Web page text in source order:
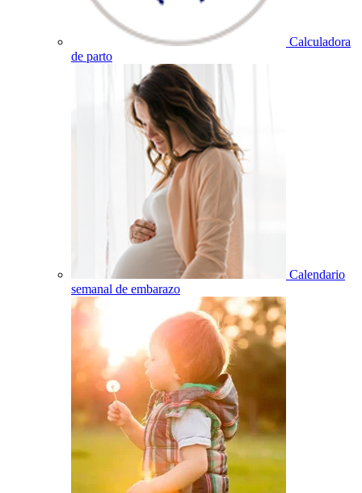
Calculadora
de parto
Calendario
semanal de embarazo